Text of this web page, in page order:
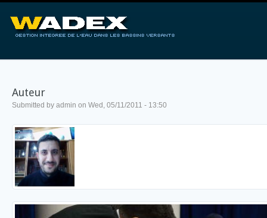
Auteur
Submitted by admin on Wed, 05/11/2011 - 13:50